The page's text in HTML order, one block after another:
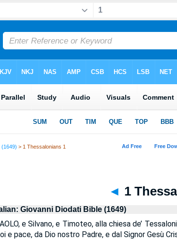
(1649) > 1 Thessalonians 1
◄ 1
Giovanni Diodati Bible (1649)
e Silvano, e Timoteo, alla chiesa de’
e pace, da Dio nostro Padre, e dal Signor Gesù